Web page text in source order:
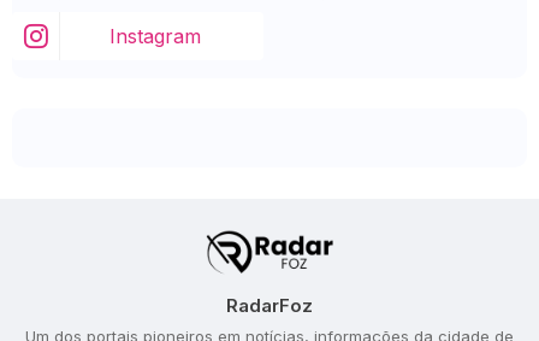
Instagram
RadarFoz
Um dos portais pioneiros em notícias, informações da cidade de